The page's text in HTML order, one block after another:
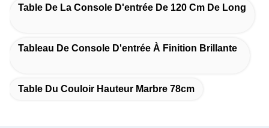
Table De La Console D'entrée De 120 Cm De Long
Tableau De Console D'entrée À Finition Brillante
Table Du Couloir Hauteur Marbre 78cm